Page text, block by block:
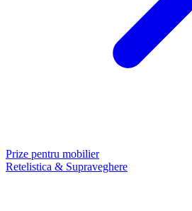
Prize pentru mobilier
Retelistica & Supraveghere